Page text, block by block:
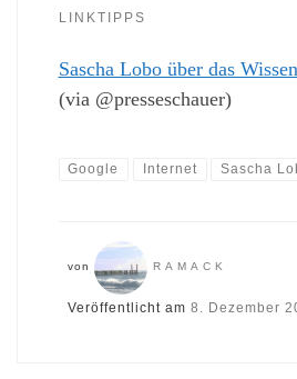
LINKTIPPS
Sascha Lobo über das
(via @presseschauer)
Google Internet Sascha
von RAMACK
Veröffentlicht am 8. Dezember